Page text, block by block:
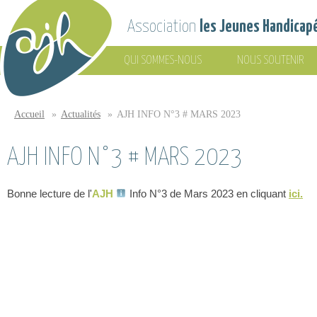
Aller au contenu principal
Association les Jeunes
Association
les Jeunes
Handicapés
QUI SOMMES-NOUS NOUS SOUTENIR
Vous êtes ici
Accueil » Actualités » AJH INFO N°3 # MARS 2023
AJH INFO N°3 # MARS 2023
Bonne lecture de l'AJH Info N°3 de Mars 2023 en cliquant ici.